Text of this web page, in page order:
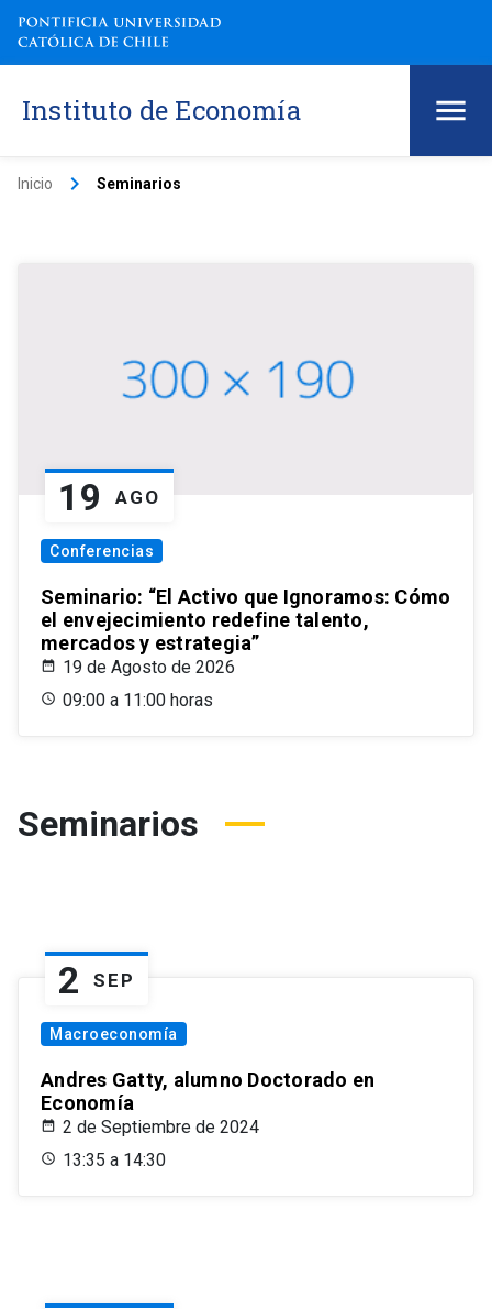
Instituto de Economía
Inicio keyboard_arrow_right Seminarios
19 AGO
Conferencias
Seminario: “El Activo que Ignoramos: Cómo
el envejecimiento redefine talento,
mercados y estrategia”
19 de Agosto de 2026
09:00 a 11:00 horas
Seminarios
2 SEP
Macroeconomía
Andres Gatty, alumno Doctorado en
Economía
2 de Septiembre de 2024
13:35 a 14:30